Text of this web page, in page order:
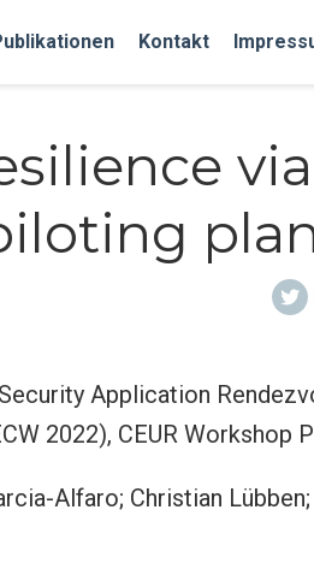
Kontakt
via
Application
2022), CEUR Workshop
Alfaro; Christian